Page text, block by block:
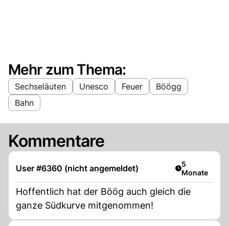
Mehr zum Thema:
Sechseläuten Unesco Feuer
Böögg
Bahn
Kommentare
User #6360 (nicht angemeldet) Artikel
5
Monate
Hoffentlich hat der Böög auch gleich die
ganze Südkurve mitgenommen!